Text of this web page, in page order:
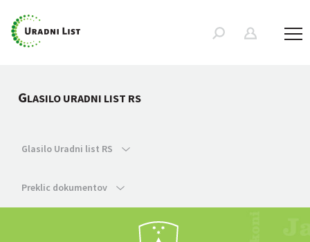
GLASILO URADNI LIST RS
Glasilo Uradni list RS
Preklic dokumentov